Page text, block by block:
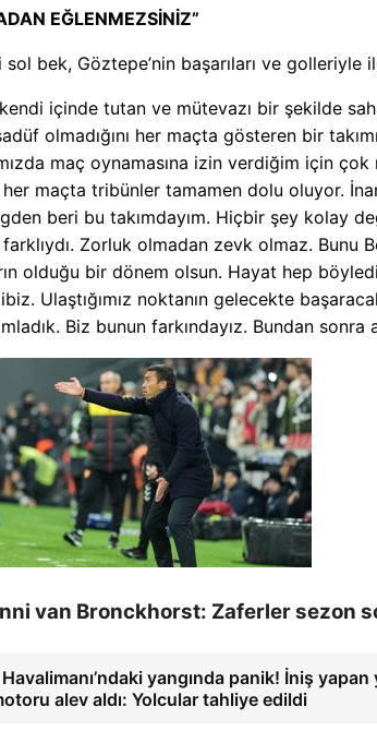
EĞLENMEZSİNİZ”
sol bek, Göztepe’nin başarıları ve golleriyle
içinde tutan ve mütevazı bir şekilde
olmadığını her maçta gösteren bir
maç oynamasına izin verdiğim için
her maçta tribünler tamamen dolu oluyor.
beri bu takımdayım. Hiçbir şey kolay
Zorluk olmadan zevk olmaz. Bunu
olduğu bir dönem olsun. Hayat hep
Ulaştığımız noktanın gelecekte
Biz bunun farkındayız. Bundan
van Bronckhorst: Zaferler sezon
yangında panik! İniş yapan
alev aldı: Yolcular tahliye edildi